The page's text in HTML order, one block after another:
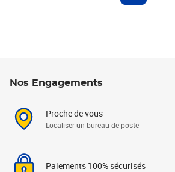
Nos Engagements
Proche de vous
Localiser un bureau de poste
Paiements 100% sécurisés